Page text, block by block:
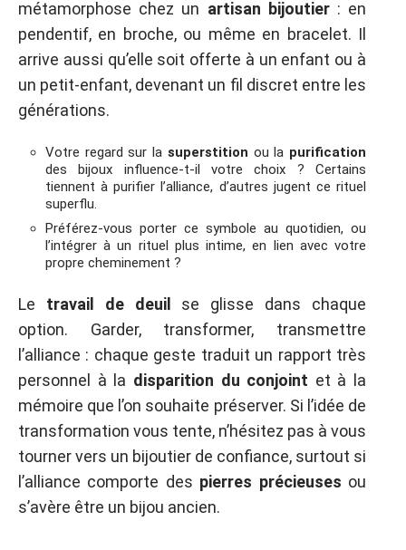
métamorphose chez un artisan bijoutier: en
pendentif, en broche, ou même en bracelet. Il
arrive aussi qu’elle soit offerte à un enfant ou à
un petit-enfant, devenant un fil discret entre les
générations.
Votre regard sur la superstition ou la purification
des bijoux influence-t-il votre choix ? Certains
tiennent à purifier l’alliance, d’autres jugent ce rituel
superflu.
Préférez-vous porter ce symbole au quotidien, ou
l’intégrer à un rituel plus intime, en lien avec votre
propre cheminement ?
Le travail de deuil
se glisse dans chaque
option. Garder, transformer, transmettre
l’alliance : chaque geste traduit un rapport très
personnel à la disparition du conjoint et à la
mémoire que l’on souhaite préserver. Si l’idée de
transformation vous tente, n’hésitez pas à vous
tourner vers un bijoutier de confiance, surtout si
l’alliance comporte des pierres précieuses ou
s’avère être un bijou ancien.